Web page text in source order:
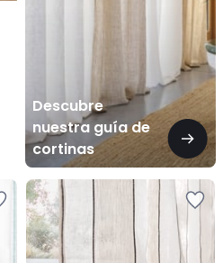
Descubre
nuestra guía de
cortinas